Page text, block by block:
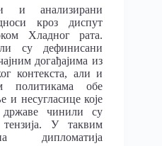
и анализирани
кроз диспут
Хладног рата.
су дефинисани
догађајима из
контекста, али и
политикама обе
и несугласице које
чинили су
тензија. У таквим
дипломатија